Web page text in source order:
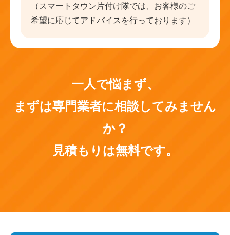
（スマートタウン片付け隊では、お客様のご
希望に応じてアドバイスを行っております）
一人で悩まず、
まずは専門業者に相談してみません
か？
見積もりは無料です。